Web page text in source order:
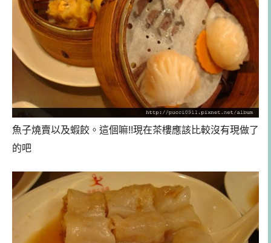
魚子燒賣以及蝦餃。這個嘛!!現在茶樓應該比較沒有現做了
的吧